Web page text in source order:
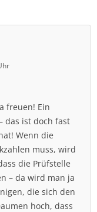
freuen! Ein
das ist doch fast
Wenn die
muss, wird
die Prüfstelle
– da wird man ja
die sich den
hoch, dass